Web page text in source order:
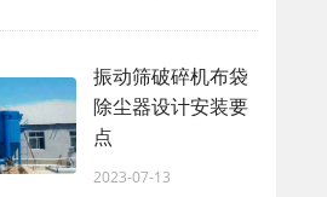
振动筛破碎机布袋
除尘器设计安装要
点
2023-07-13